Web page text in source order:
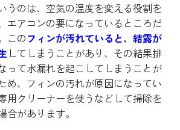
うのは、空気の温度を変える役割を
エアコンの要になっているところだ
このフィンが汚れていると、結露が
してしまうことがあり、その結果排
って水漏れを起こしてしまうことが
め、フィンの汚れが原因になってい
用クリーナーを使うなどして掃除を
合があります。